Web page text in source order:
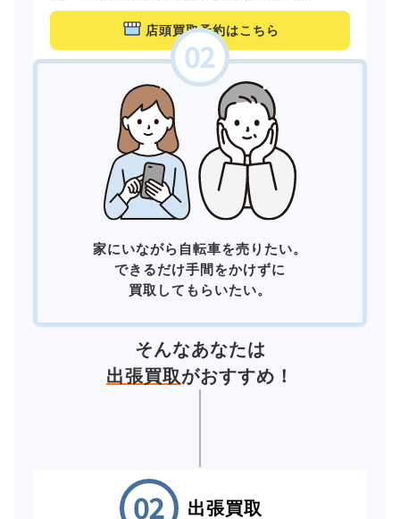
店頭買取予約はこちら
家にいながら自転車を売りたい。
できるだけ手間をかけずに
買取してもらいたい。
そんなあなたは
出張買取がおすすめ！
出張買取